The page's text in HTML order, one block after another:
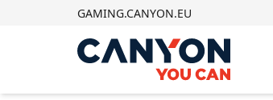
GAMING.CANYON.EU